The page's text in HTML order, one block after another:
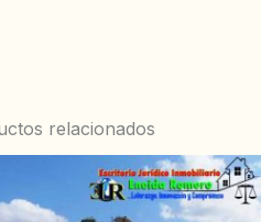
relacionados